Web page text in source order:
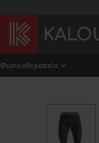
Φυσικοθεραπεία